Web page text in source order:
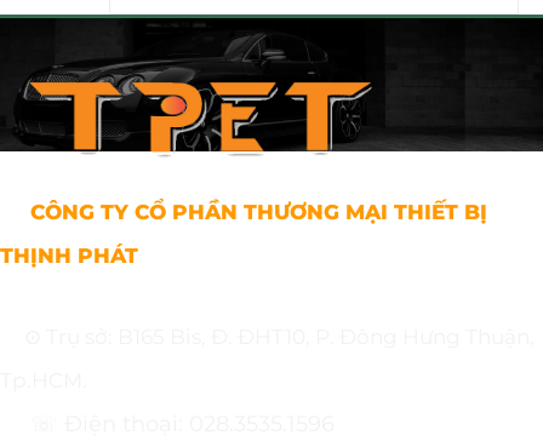
CÔNG TY CỔ PHẦN THƯƠNG MẠI THIẾT BỊ
THỊNH PHÁT